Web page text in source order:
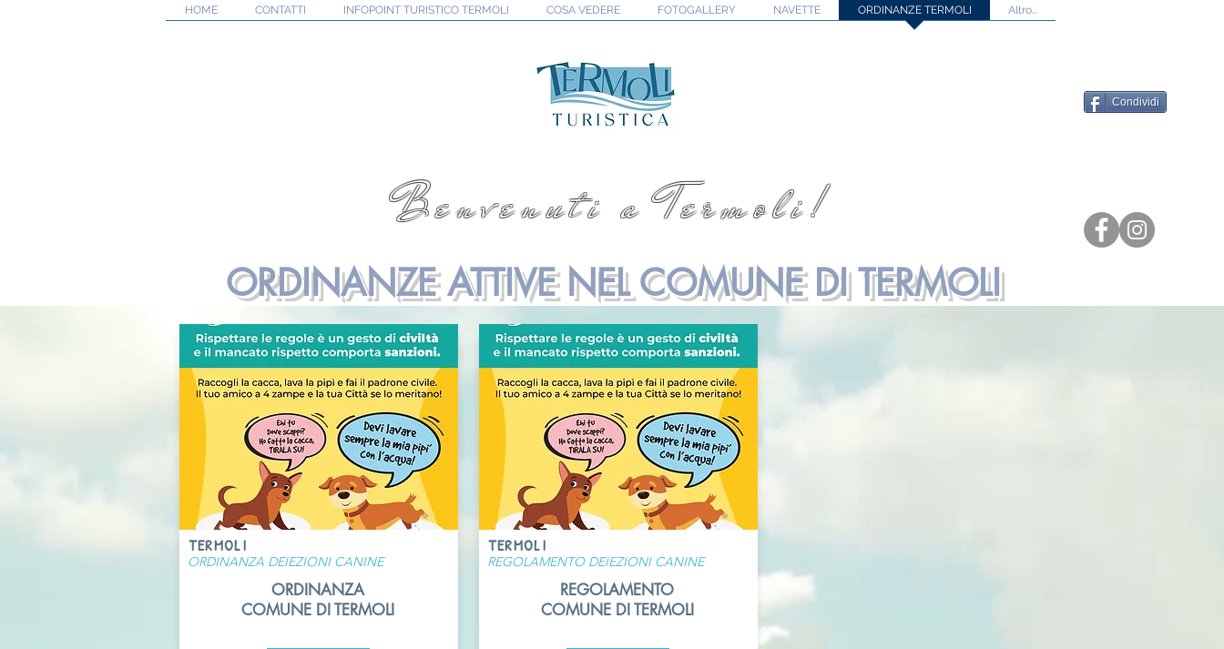
HOME CONTATTI INFOPOINT TURISTICO TERMOLI COSA VEDERE FOTOGALLERY NAVETTE ORDINANZE TERMOLI Altro...
Benvenuti a Termoli!
Condividi
ORDINANZE ATTIVE NEL COMUNE DI TERMOLI
TERMOLI
ORDINANZA DEIEZIONI CANINE
ORDINANZA
COMUNE DI TERMOLI
TERMOLI
REGOLAMENTO DEIEZIONI CANINE
REGOLAMENTO
COMUNE DI TERMOLI